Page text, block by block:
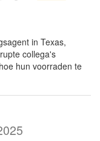
in Texas,
collega's
hun voorraden te